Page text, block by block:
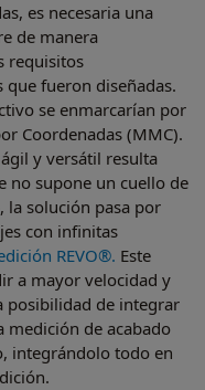
es necesaria una
de manera
requisitos
fueron diseñadas.
se enmarcarían por
Coordenadas (MMC).
y versátil resulta
no supone un cuello de
la solución pasa por
con infinitas
REVO®. Este
a mayor velocidad y
posibilidad de integrar
medición de acabado
integrándolo todo en